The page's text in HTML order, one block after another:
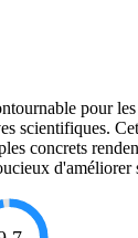
pour
scientifiques.
concrets
d'améliorer